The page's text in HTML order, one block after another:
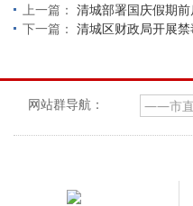
上一篇： 清城部署国庆假期
下一篇： 清城区财政局开展
网站群导航：